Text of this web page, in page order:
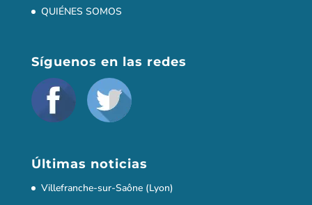
QUIÉNES SOMOS
Síguenos en las redes
Últimas noticias
Villefranche-sur-Saône (Lyon)